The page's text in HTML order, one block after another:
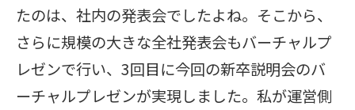
たのは、社内の発表会でしたよね。そこから、
さらに規模の大きな全社発表会もバーチャルプ
レゼンで行い、3回目に今回の新卒説明会のバ
ーチャルプレゼンが実現しました。私が運営側